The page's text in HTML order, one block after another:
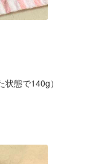
態で140g）